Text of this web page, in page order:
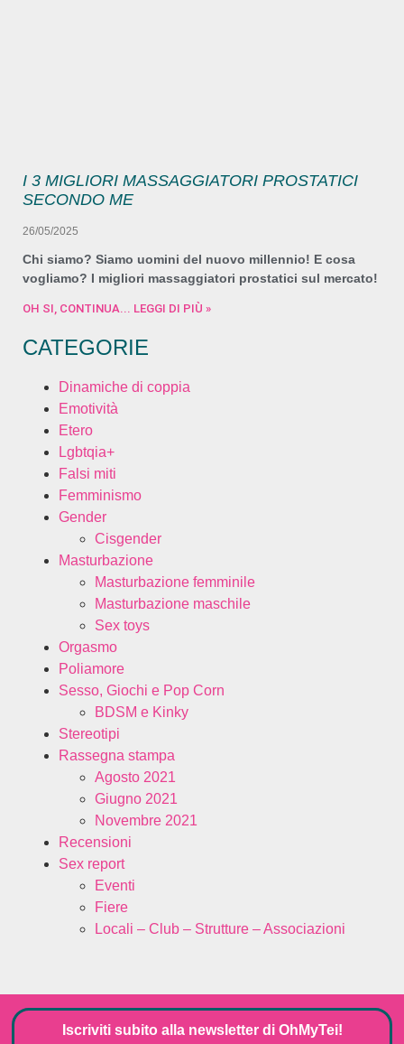
I 3 MIGLIORI MASSAGGIATORI PROSTATICI
SECONDO ME
26/05/2025
Chi siamo? Siamo uomini del nuovo millennio! E cosa
vogliamo? I migliori massaggiatori prostatici sul mercato!
OH SI, CONTINUA... LEGGI DI PIÙ »
CATEGORIE
Dinamiche di coppia
Emotività
Etero
Lgbtqia+
Falsi miti
Femminismo
Gender
Cisgender
Masturbazione
Masturbazione femminile
Masturbazione maschile
Sex toys
Orgasmo
Poliamore
Sesso, Giochi e Pop Corn
BDSM e Kinky
Stereotipi
Rassegna stampa
Agosto 2021
Giugno 2021
Novembre 2021
Recensioni
Sex report
Eventi
Fiere
Locali – Club – Strutture – Associazioni
Iscriviti subito alla newsletterdi OhMyTei!